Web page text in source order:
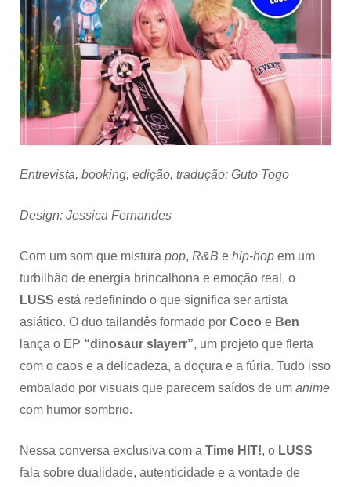
caótico,
flertante
e
sem
limites
da
nova
cena
tailandesa
LUSS
Entrevista, booking, edição, tradução: Guto Togo
Design: Jessica Fernandes
Com um som que mistura pop, R&B e hip-hop em um
turbilhão de energia brincalhona e emoção real, o
LUSS está redefinindo o que significa ser artista
asiático. O duo tailandês formado por Coco e Ben
lança o EP “dinosaur slayerr”, um projeto que flerta
com o caos e a delicadeza, a doçura e a fúria. Tudo isso
embalado por visuais que parecem saídos de um anime
com humor sombrio.
Nessa conversa exclusiva com a Time HIT!, o LUSS
fala sobre dualidade, autenticidade e a vontade de